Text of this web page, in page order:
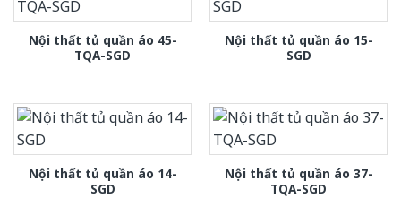
Nội thất tủ quần áo 45-
TQA-SGD
Nội thất tủ quần áo 15-
SGD
Nội thất tủ quần áo 14-
SGD
Nội thất tủ quần áo 37-
TQA-SGD